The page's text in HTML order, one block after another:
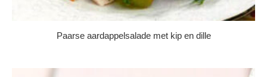
Paarse aardappelsalade met kip en dille